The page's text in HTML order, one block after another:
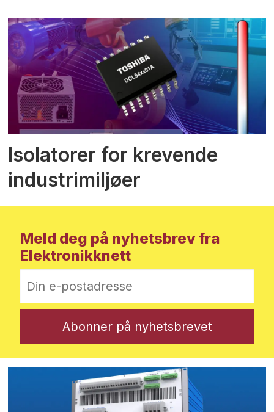
Isolatorer for krevende
industrimiljøer
Meld deg på nyhetsbrev fra
Elektronikknett